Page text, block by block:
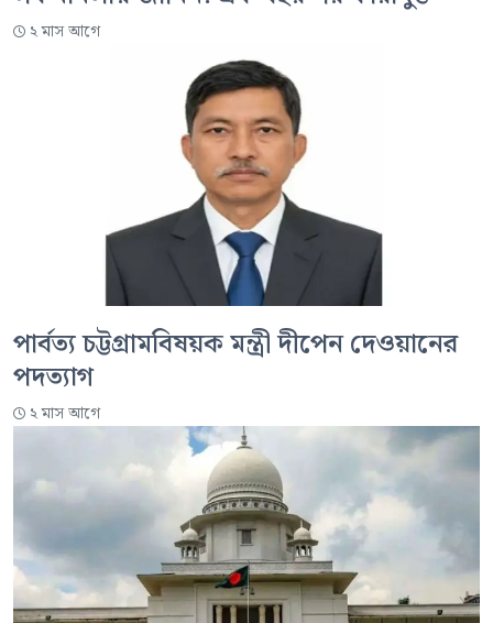
২ মাস আগে
পার্বত্য চট্টগ্রামবিষয়ক মন্ত্রী দীপেন দেওয়ানের
পদত্যাগ
২ মাস আগে